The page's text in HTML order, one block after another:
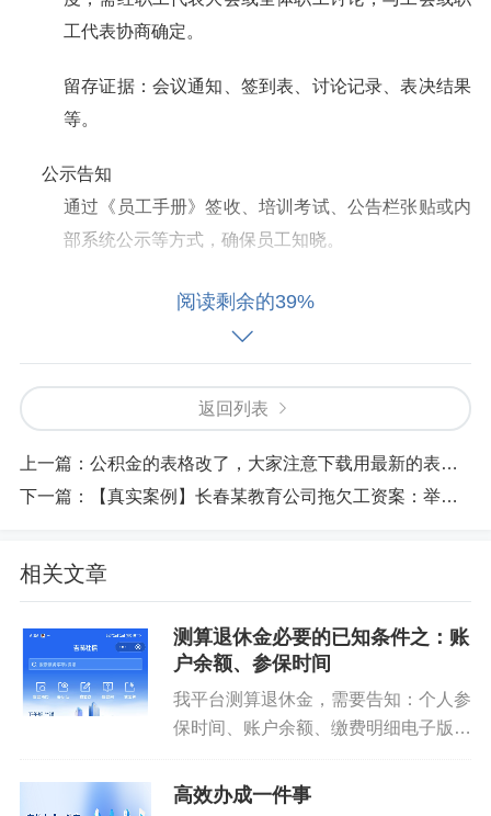
工代表协商确定。
留存证据：会议通知、签到表、讨论记录、表决结果
等。
公示告知
通过《员工手册》签收、培训考试、公告栏张贴或内
部系统公示等方式，确保员工知晓。
证据留存：员工签收记录、培训签到表、公示照片 /
三、制定要点：明确性与可操作性
免责声明
持您个人观点可与本人联系。
以下内容需要兑换：
登陆后查看
阅读剩余的39%
返回列表
上一篇： 公积金的表格改了，大家注意下载用最新的表格。
下一篇：
【真实案例】长春某教育公司拖欠工资案：举证不足时，工资该怎么算？
相关文章
测算退休金必要的已知条件之：账
户余额、参保时间
我平台测算退休金，需要告知：个人参
保时间、账户余额、缴费明细电子版
录“吉林社保”小程序第二步：选择【查
高效办成一件事